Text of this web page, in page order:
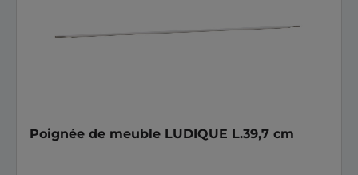
Poignée de meuble LUDIQUE L.39,7 cm